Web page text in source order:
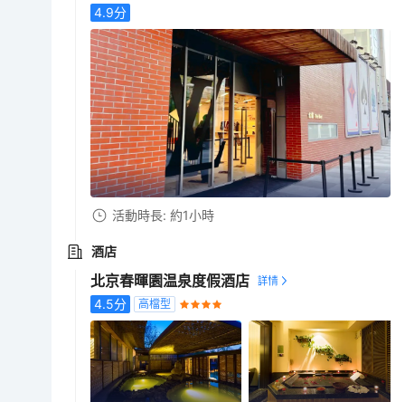
4.9分
活動時長: 約1小時
酒店
北京春暉園温泉度假酒店
4.5分 高檔型